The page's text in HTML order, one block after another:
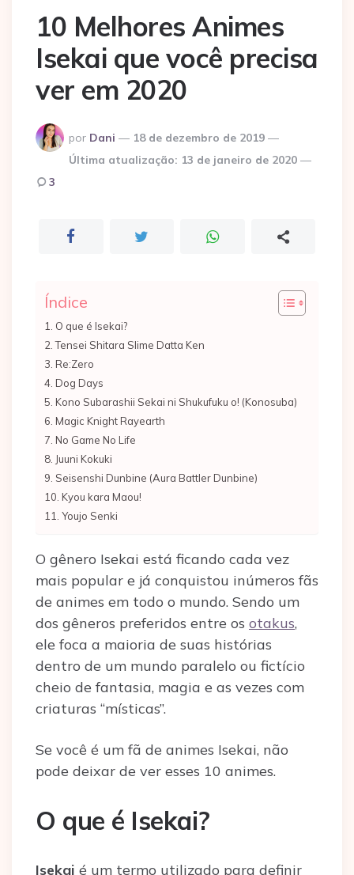
10 Melhores Animes
Isekai que você precisa
ver em 2020
Postado
por
por Dani
18 de dezembro de 2019
Última atualização: 13 de janeiro de 2020
3
Índice
O que é Isekai?
Tensei Shitara Slime Datta Ken
Re:Zero
Dog Days
Kono Subarashii Sekai ni Shukufuku o! (Konosuba)
Magic Knight Rayearth
No Game No Life
Juuni Kokuki
Seisenshi Dunbine (Aura Battler Dunbine)
Kyou kara Maou!
Youjo Senki
O gênero Isekai está ficando cada vez
mais popular e já conquistou inúmeros fãs
de animes em todo o mundo. Sendo um
dos gêneros preferidos entre os otakus,
ele foca a maioria de suas histórias
dentro de um mundo paralelo ou fictício
cheio de fantasia, magia e as vezes com
criaturas “místicas”.
Se você é um fã de animes Isekai, não
pode deixar de ver esses 10 animes.
O que é Isekai?
Isekai é um termo utilizado para definir